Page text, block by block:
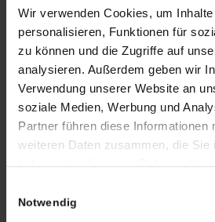
Wir verwenden Cookies, um
personalisieren, Funktionen für
zu können und die Zugriffe auf
analysieren. Außerdem geben wir
Verwendung unserer Website an
soziale Medien, Werbung und
Partner führen diese Informationen
weiteren Daten zusammen, die Sie
Cookies, wenn Sie unsere
Notwendig
Reifung in Eichenfässern
entsteht ein Produkt, das sich
Harmonie der Aromen und
auszeichnet.
Neu im Sortiment von
und Weißweinessig, die
sowie dem innovativen